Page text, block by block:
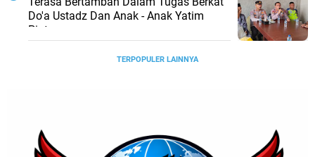
Do'a Ustadz Dan Anak - Anak Yatim
Piatu
TERPOPULER LAINNYA